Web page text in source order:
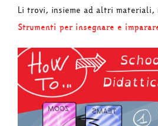
Li trovi, insieme ad altri materiali,
Strumenti per insegnare e